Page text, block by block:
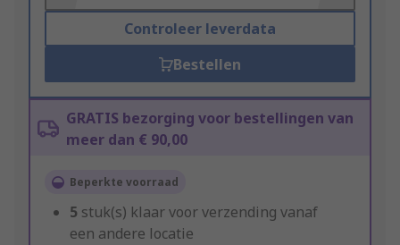
Controleer leverdata
Bestellen
GRATIS bezorging voor bestellingen van
meer dan € 90,00
Beperkte voorraad
5 stuk(s) klaar voor verzending vanaf
een andere locatie